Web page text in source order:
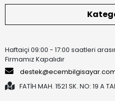
Haftaiçi 09:00 - 17:00 saatleri
Firmamız Kapalıdır
FATİH MAH. 1521 SK. NO: 19 A